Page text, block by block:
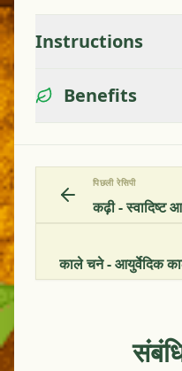
Instructions
Benefits
पिछली रेसिपी
कढ़ी - स्वादिष्ट
काले चने - आयुर्वेदिक